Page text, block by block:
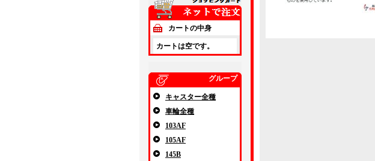
カートの中身
カートは空です。
グループ
キャスター全種
車輪全種
103AF
105AF
145B